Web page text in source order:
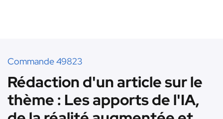
Commande 49823
Rédaction d'un article sur le
thème : Les apports de l'IA,